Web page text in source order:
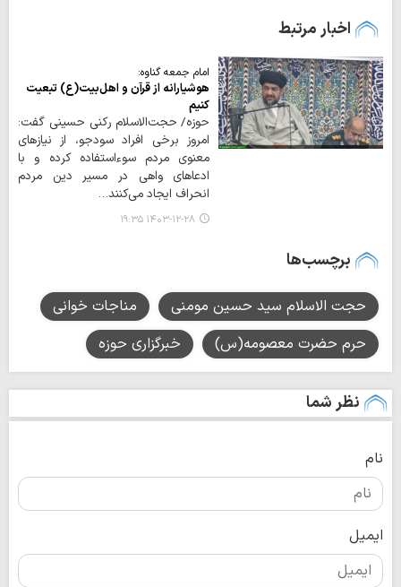
اخبار مرتبط
امام جمعه گناوه:
هوشیارانه از قرآن و اهل‌بیت(ع) تبعیت
کنیم
حوزه/ حجت‌الاسلام رکنی حسینی گفت:
امروز برخی افراد سودجو، از نیازهای
معنوی مردم سوءاستفاده کرده و با
ادعاهای واهی در مسیر دین مردم
انحراف ایجاد می‌کنند…
۱۴۰۳-۱۲-۲۸ ۱۹:۳۵
برچسب‌ها
حجت الاسلام سید حسین مومنی
مناجات خوانی
حرم حضرت معصومه(س)
خبرگزاری حوزه
نظر شما
نام
ایمیل